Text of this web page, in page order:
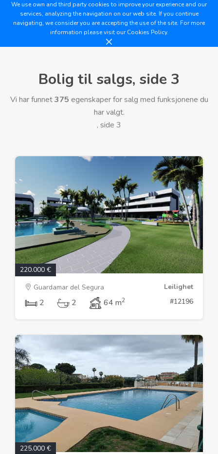
We use own and third party cookies to improve your experience and our
services, analyzing the navigation on our web site. If you continue
navigating, we consider you are accepting the use of the site. For more
information please visit ourCookies Policy.
Bolig til salgs, side 3
Vi har funnet375 egenskaper for salg med funksjonene du
har valgt.
, side 3
220.000 €
Guardamar del Segura
Leilighet
2 2 64 m2 #12196
225.000 €